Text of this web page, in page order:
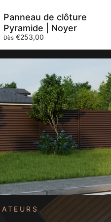
Panneau de clôture
Pyramide | Noyer
Dès €253,00